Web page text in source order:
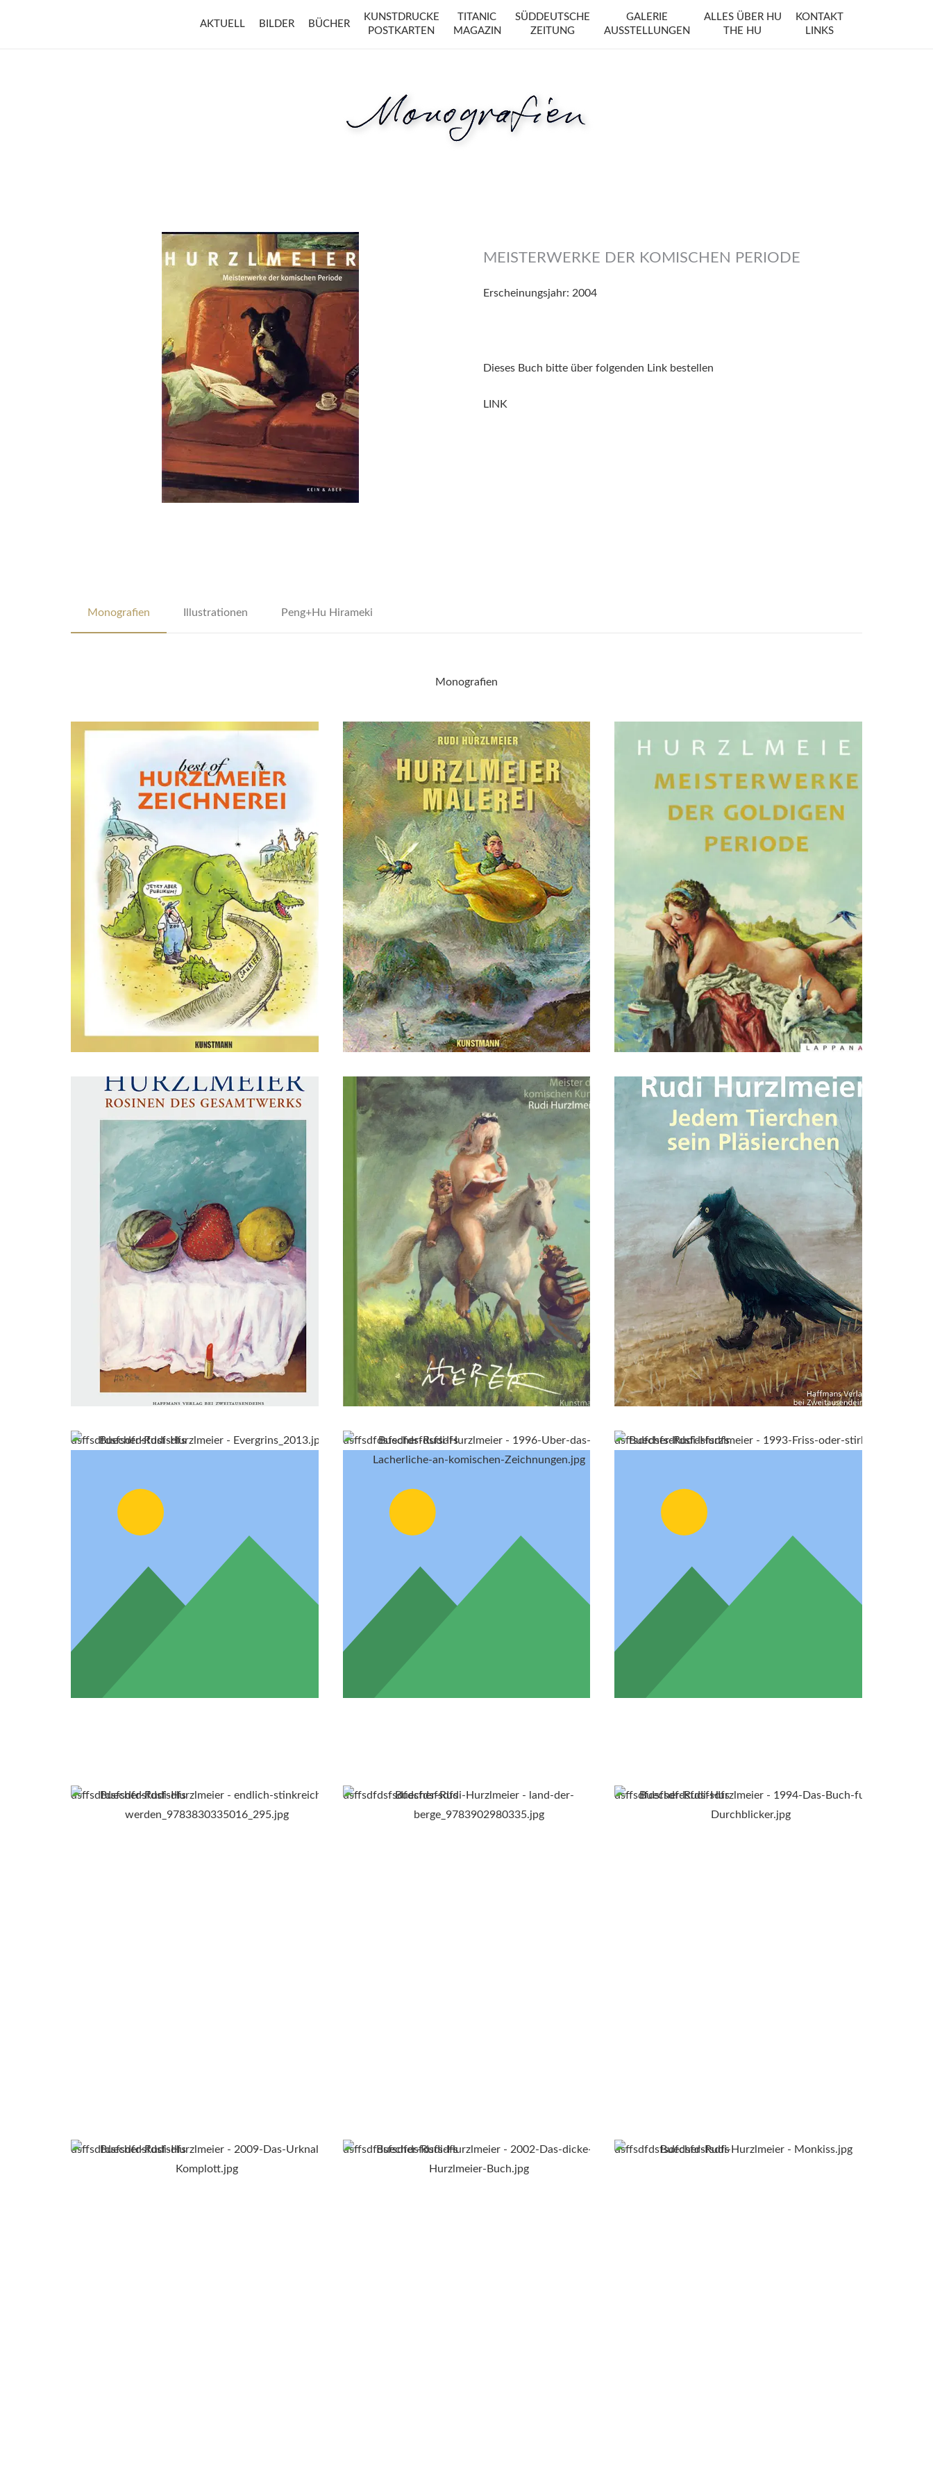
AKTUELL BILDER BÜCHER
KUNSTDRUCKE
POSTKARTEN
TITANIC
MAGAZIN
SÜDDEUTSCHE
ZEITUNG
GALERIE
AUSSTELLUNGEN
ALLES ÜBER HU
THE HU
KONTAKT
LINKS
MEISTERWERKE DER KOMISCHEN PERIODE
Erscheinungsjahr: 2004
Dieses Buch bitte über folgenden Link bestellen
LINK
Monografien Illustrationen Peng+Hu Hirameki
Monografien
dsffsdfdsfsdfdsfdsfsdfs dsffsdfdsfsdfdsfdsfsdfs
dsffsdfdsfsdfdsfdsfsdfs dsffsdfdsfsdfdsfdsfsdfs dsffsdfdsfsdfdsfdsfsdfs
dsffsdfdsfsdfdsfdsfsdfs dsffsdfdsfsdfdsfdsfsdfs dsffsdfdsfsdfdsfdsfsdfs
dsffsdfdsfsdfdsfdsfsdfs dsffsdfdsfsdfdsfdsfsdfs dsffsdfdsfsdfdsfdsfsdfs
dsffsdfdsfsdfdsfdsfsdfs dsffsdfdsfsdfdsfdsfsdfs dsffsdfdsfsdfdsfdsfsdfs